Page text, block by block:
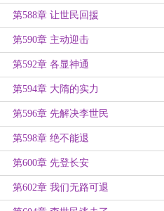
第588章 让世民回援
第590章 主动迎击
第592章 各显神通
第594章 大隋的实力
第596章 先解决李世民
第598章 绝不能退
第600章 先登长安
第602章 我们无路可退